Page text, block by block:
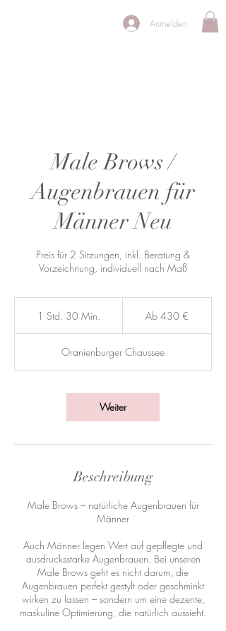
Anmelden
Male Brows /
Augenbrauen für
Männer Neu
Preis für 2 Sitzungen, inkl. Beratung &
Vorzeichnung, individuell nach Maß
1 Std. 30 Min.
d
3
M
i
n
Ab 430 €
Oranienburger Chaussee
Weiter
Beschreibung
Male Brows – natürliche Augenbrauen für
Männer
Auch Männer legen Wert auf gepflegte und
ausdrucksstarke Augenbrauen. Bei unseren
Male Brows geht es nicht darum, die
Augenbrauen perfekt gestylt oder geschminkt
wirken zu lassen – sondern um eine dezente,
maskuline Optimierung, die natürlich aussieht.